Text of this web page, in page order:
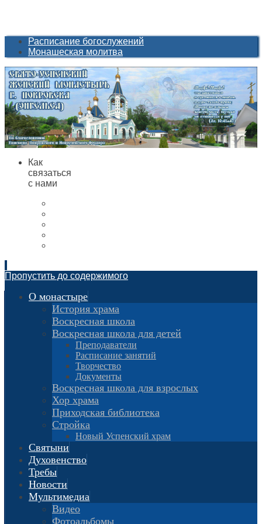
Расписание богослужений
Монашеская молитва
Как
связаться
с нами
Пропустить до содержимого
О монастыре
История храма
Воскресная школа
Воскресная школа для детей
Преподаватели
Расписание занятий
Творчество
Документы
Воскресная школа для взрослых
Хор храма
Приходская библиотека
Стройка
Новый Успенский храм
Святыни
Духовенство
Требы
Новости
Мультимедиа
Видео
Фотоальбомы